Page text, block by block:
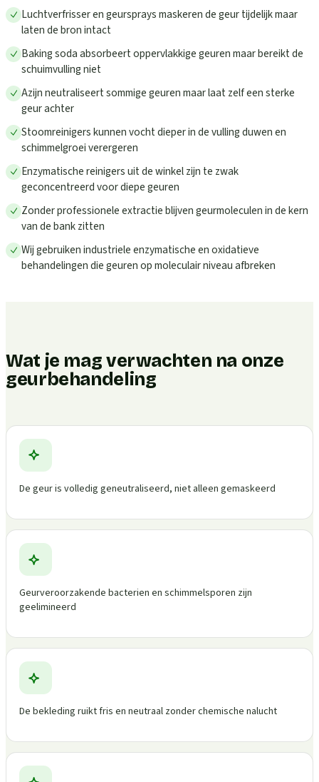
Luchtverfrisser en geursprays maskeren de geur tijdelijk maar
laten de bron intact
Baking soda absorbeert oppervlakkige geuren maar bereikt de
schuimvulling niet
Azijn neutraliseert sommige geuren maar laat zelf een sterke
geur achter
Stoomreinigers kunnen vocht dieper in de vulling duwen en
schimmelgroei verergeren
Enzymatische reinigers uit de winkel zijn te zwak
geconcentreerd voor diepe geuren
Zonder professionele extractie blijven geurmoleculen in de kern
van de bank zitten
Wij gebruiken industriele enzymatische en oxidatieve
behandelingen die geuren op moleculair niveau afbreken
Wat je mag verwachten na onze
geurbehandeling
De geur is volledig geneutraliseerd, niet alleen gemaskeerd
Geurveroorzakende bacterien en schimmelsporen zijn
geelimineerd
De bekleding ruikt fris en neutraal zonder chemische nalucht